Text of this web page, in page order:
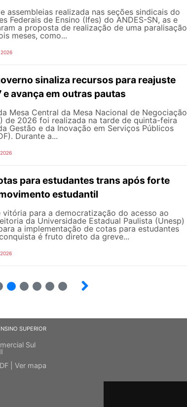
assembleias realizada nas seções sindicais do
Federais de Ensino (Ifes) do ANDES-SN, as e
a proposta de realização de uma paralisação
meses, como...
sinaliza recursos para reajuste
avança em outras pautas
Mesa Central da Mesa Nacional de Negociação
de 2026 foi realizada na tarde de quinta-feira
Gestão e da Inovação em Serviços Públicos
Durante a...
para estudantes trans após forte
estudantil
vitória para a democratização do acesso ao
da Universidade Estadual Paulista (Unesp)
a implementação de cotas para estudantes
é fruto direto da greve...
SUPERIOR
Sul
| Ver mapa